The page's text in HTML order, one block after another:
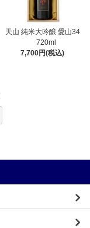
天山 純米大吟醸 愛山34
720ml
7,700円(税込)